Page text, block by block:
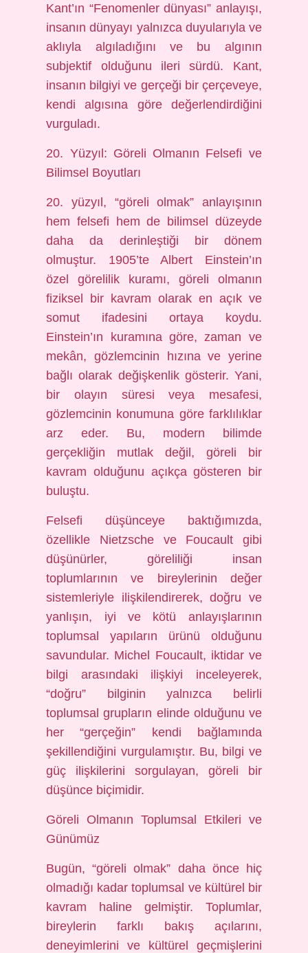
Kant’ın “Fenomenler dünyası” anlayışı,
insanın dünyayı yalnızca duyularıyla ve
aklıyla algıladığını ve bu algının
subjektif olduğunu ileri sürdü. Kant,
insanın bilgiyi ve gerçeği bir çerçeveye,
kendi algısına göre değerlendirdiğini
vurguladı.
20. Yüzyıl: Göreli Olmanın Felsefi ve
Bilimsel Boyutları
20. yüzyıl, “göreli olmak” anlayışının
hem felsefi hem de bilimsel düzeyde
daha da derinleştiği bir dönem
olmuştur. 1905’te Albert Einstein’ın
özel görelilik kuramı, göreli olmanın
fiziksel bir kavram olarak en açık ve
somut ifadesini ortaya koydu.
Einstein’ın kuramına göre, zaman ve
mekân, gözlemcinin hızına ve yerine
bağlı olarak değişkenlik gösterir. Yani,
bir olayın süresi veya mesafesi,
gözlemcinin konumuna göre farklılıklar
arz eder. Bu, modern bilimde
gerçekliğin mutlak değil, göreli bir
kavram olduğunu açıkça gösteren bir
buluştu.
Felsefi düşünceye baktığımızda,
özellikle Nietzsche ve Foucault gibi
düşünürler, göreliliği insan
toplumlarının ve bireylerinin değer
sistemleriyle ilişkilendirerek, doğru ve
yanlışın, iyi ve kötü anlayışlarının
toplumsal yapıların ürünü olduğunu
savundular. Michel Foucault, iktidar ve
bilgi arasındaki ilişkiyi inceleyerek,
“doğru” bilginin yalnızca belirli
toplumsal grupların elinde olduğunu ve
her “gerçeğin” kendi bağlamında
şekillendiğini vurgulamıştır. Bu, bilgi ve
güç ilişkilerini sorgulayan, göreli bir
düşünce biçimidir.
Göreli Olmanın Toplumsal Etkileri ve
Günümüz
Bugün, “göreli olmak” daha önce hiç
olmadığı kadar toplumsal ve kültürel bir
kavram haline gelmiştir. Toplumlar,
bireylerin farklı bakış açılarını,
deneyimlerini ve kültürel geçmişlerini